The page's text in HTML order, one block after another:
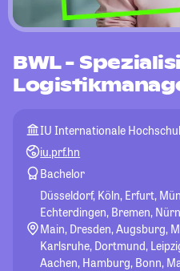
BWL -
IU Internationale
iu.prf.hn
Bachelor
Düsseldorf, Köln, Erfurt,
Echterdingen, Bremen,
Main, Dresden, Augsburg,
Karlsruhe, Dortmund,
Aachen, Hamburg, Bonn,